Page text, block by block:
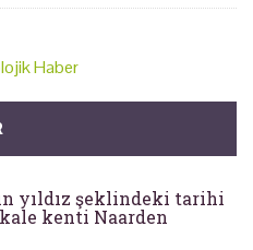
yıldız şeklindeki tarihi
kenti Naarden